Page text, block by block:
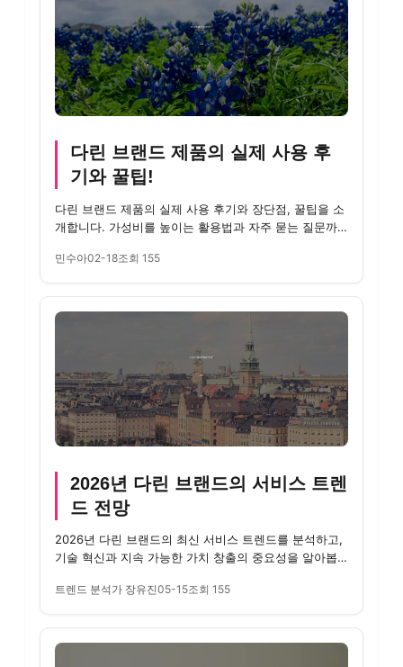
다린 브랜드 제품의 실제 사용 후
기와 꿀팁!
다린 브랜드 제품의 실제 사용 후기와 장단점, 꿀팁을 소
개합니다. 가성비를 높이는 활용법과 자주 묻는 질문까
민수아02-18조회 155
2026년 다린 브랜드의 서비스 트렌
드 전망
2026년 다린 브랜드의 최신 서비스 트렌드를 분석하고,
기술 혁신과 지속 가능한 가치 창출의 중요성을 알아봅
트렌드 분석가 장유진05-15조회 155